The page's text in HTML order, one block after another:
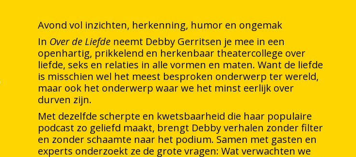
Avond vol inzichten, herkenning, humor en ongemak
In Over de Liefde neemt Debby Gerritsen je mee in een
openhartig, prikkelend en herkenbaar theatercollege over
liefde, seks en relaties in alle vormen en maten. Want de liefde
is misschien wel het meest besproken onderwerp ter wereld,
maar ook het onderwerp waar we het minst eerlijk over
durven zijn.
Met dezelfde scherpte en kwetsbaarheid die haar populaire
podcast zo geliefd maakt, brengt Debby verhalen zonder filter
en zonder schaamte naar het podium. Samen met gasten en
experts onderzoekt ze de grote vragen: Wat verwachten we